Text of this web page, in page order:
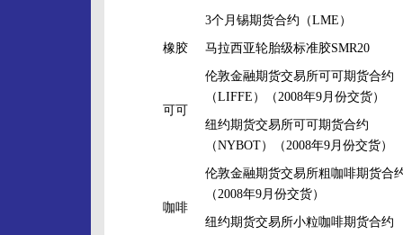
3个月锡期货合约（LME）
橡胶 马拉西亚轮胎级标准胶SMR20
可可
伦敦金融期货交易所可可期货合约
（LIFFE）（2008年9月份交货）
纽约期货交易所可可期货合约
（NYBOT）（2008年9月份交货）
咖啡
伦敦金融期货交易所粗咖啡期货合
（2008年9月份交货）
纽约期货交易所小粒咖啡期货合约